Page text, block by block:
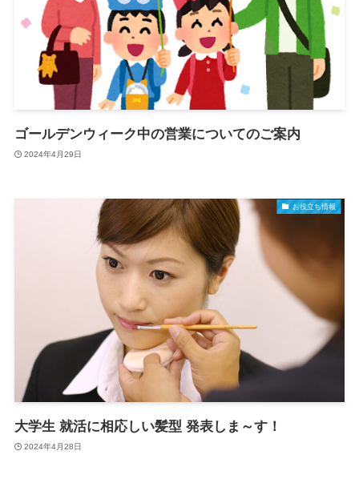
ゴールデンウィーク中の営業についてのご案内
2024年4月29日
お役立ち情報
大学生 就活に相応しい髪型 発表しま～す！
2024年4月28日